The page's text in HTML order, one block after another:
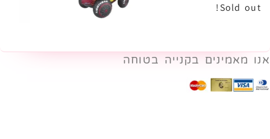
Sold out!
אנו מאמינים בקנייה בטוחה